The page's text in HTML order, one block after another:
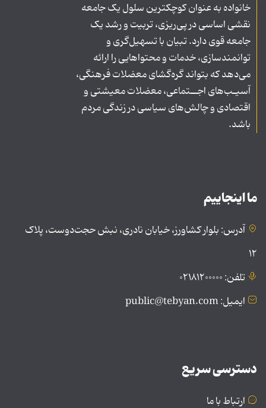
خانواده به عنوان کوچکترین سلول یک جامعه
نقشی اساسی در پی‌ریزی، تربیت و رشد یک
جامعه قوی دارد. تبیان با تسهیل‌گری و
توانمندسازی، خدمات و محتواهایی را ارائه
می‌دهد که بتواند گره‌گشای معضلات فرهنگی،
آسیـب‌های اجــتماعی، معضلات معیشتی و
اقتصادی و چالش‌های سیاسی در زندگی مردم
باشد.
ما اینجاییم
آدرس: بلوار کشاورز، خیابان نادری، نبش حجت‌دوست، پلاک
۱۲
تلفن: ۰۲۱۸۱۲۰۰۰۰۰
ایمیل: public@tebyan.com
دسترسی سریع
ارتباط با ما